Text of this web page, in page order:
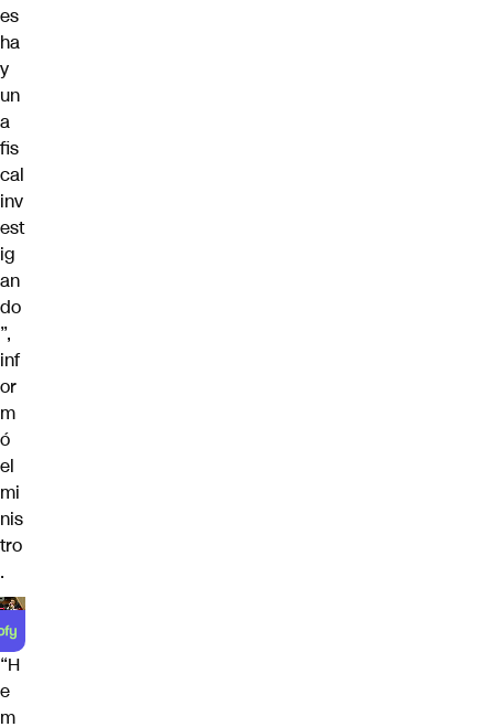
es
ha
y
un
a
fis
cal
inv
est
ig
an
do
”,
inf
or
m
ó
el
mi
nis
tro
.
“H
e
m